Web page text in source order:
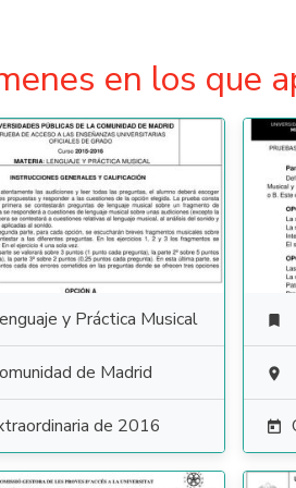
en los que
y Práctica Musical
de Madrid
de 2016


